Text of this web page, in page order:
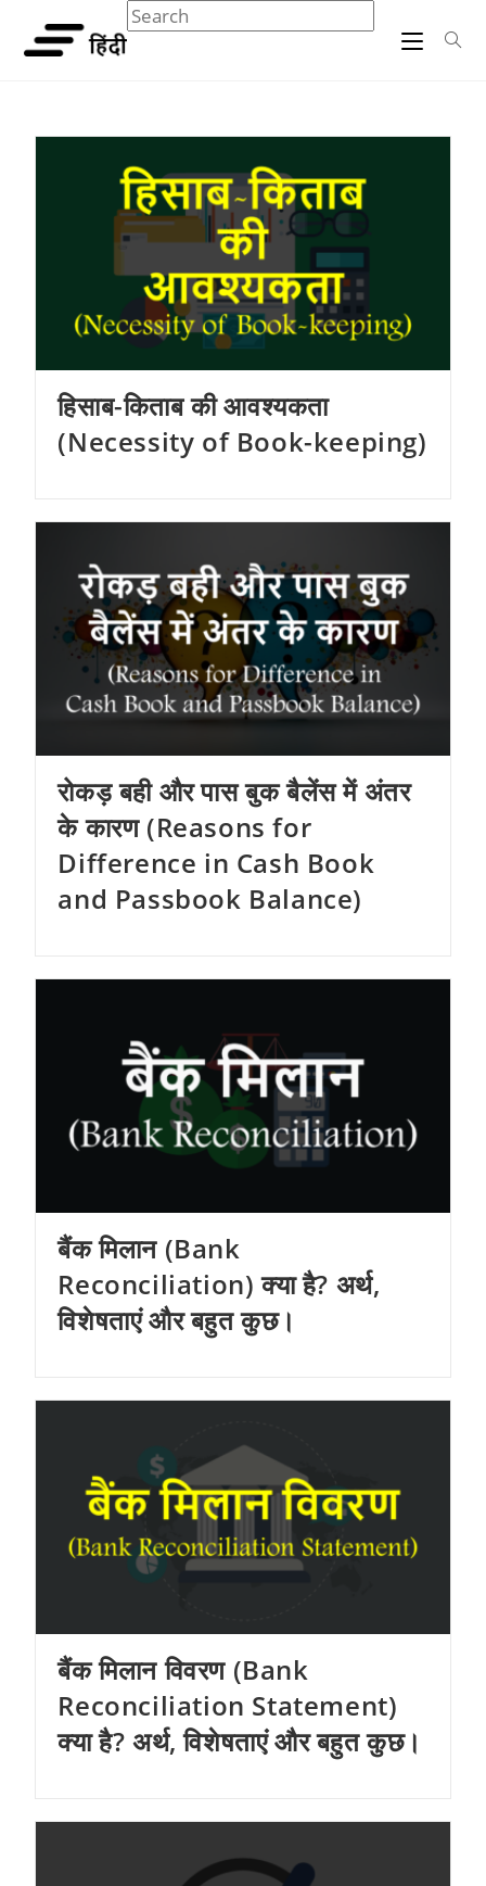
Search
this
Escape
हिसाब-किताब की आवश्यकता
(Necessity of Book-keeping)
रोकड़ बही और पास बुक बैलेंस में अंतर
के कारण (Reasons for
Difference in Cash Book
and Passbook Balance)
बैंक मिलान (Bank
Reconciliation) क्या है? अर्थ,
विशेषताएं और बहुत कुछ।
बैंक मिलान विवरण (Bank
Reconciliation Statement)
क्या है? अर्थ, विशेषताएं और बहुत कुछ।